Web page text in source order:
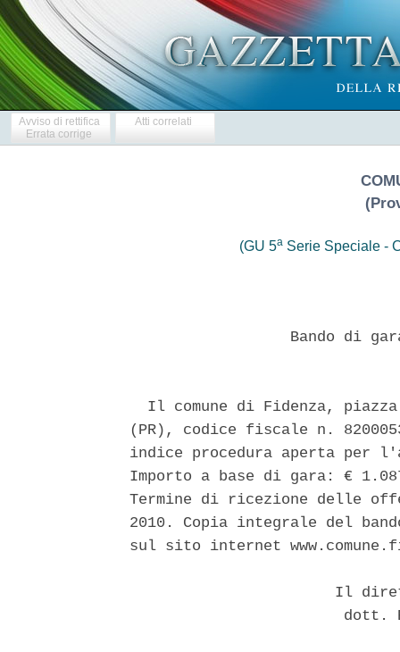
Avviso di rettifica
Errata corrige
Atti correlati
(GU 5a Serie Speciale -
Bando di
Il comune di Fidenza,
(PR), codice fiscale n.
indice procedura aperta
Importo a base di gara: €
Termine di ricezione delle
2010. Copia integrale del
sul sito internet
Il